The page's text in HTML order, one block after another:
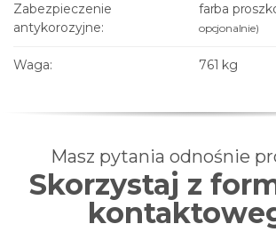
Zabezpieczenie
antykorozyjne:
farba
opcjonalnie)
Waga: 761 kg
Masz pytania odnośnie
Skorzystaj z